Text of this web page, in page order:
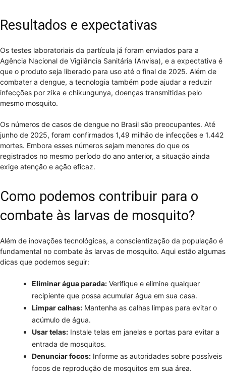
Resultados e expectativas
Os testes laboratoriais da partícula já foram enviados para a
Agência Nacional de Vigilância Sanitária (Anvisa), e a expectativa é
que o produto seja liberado para uso até o final de 2025. Além de
combater a dengue, a tecnologia também pode ajudar a reduzir
infecções por zika e chikungunya, doenças transmitidas pelo
mesmo mosquito.
Os números de casos de dengue no Brasil são preocupantes. Até
junho de 2025, foram confirmados 1,49 milhão de infecções e 1.442
mortes. Embora esses números sejam menores do que os
registrados no mesmo período do ano anterior, a situação ainda
exige atenção e ação eficaz.
Como podemos contribuir para o
combate às larvas de mosquito?
Além de inovações tecnológicas, a conscientização da população é
fundamental no combate às larvas de mosquito. Aqui estão algumas
dicas que podemos seguir:
Eliminar água parada: Verifique e elimine qualquer
recipiente que possa acumular água em sua casa.
Limpar calhas: Mantenha as calhas limpas para evitar o
acúmulo de água.
Usar telas: Instale telas em janelas e portas para evitar a
entrada de mosquitos.
Denunciar focos: Informe as autoridades sobre possíveis
focos de reprodução de mosquitos em sua área.